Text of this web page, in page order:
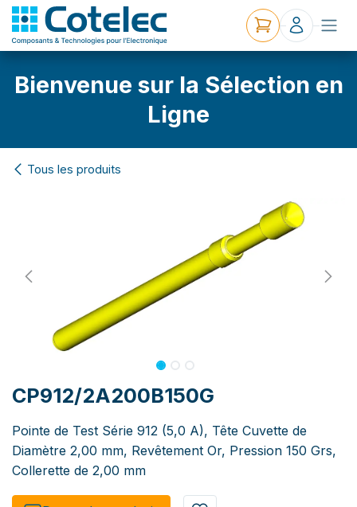
Bienvenue sur la Sélection en
Ligne
Tous les produits
CP912/2A200B150G
Pointe de Test Série 912 (5,0 A), Tête Cuvette de
Diamètre 2,00 mm, Revêtement Or, Pression 150 Grs,
Collerette de 2,00 mm